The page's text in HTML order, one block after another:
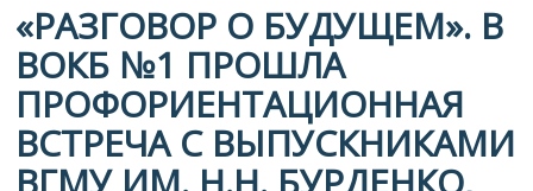
«РАЗГОВОР О БУДУЩЕМ». В
ВОКБ №1 ПРОШЛА
ПРОФОРИЕНТАЦИОННАЯ
ВСТРЕЧА С ВЫПУСКНИКАМИ